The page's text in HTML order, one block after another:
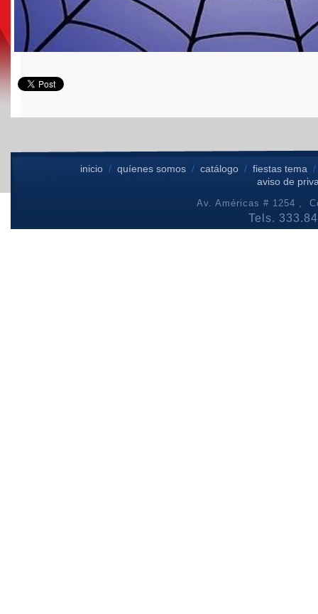
inicio /quíenes somos /catálogo / fiestas tema
aviso de
Av. Américas # 1254 ,
Tels.